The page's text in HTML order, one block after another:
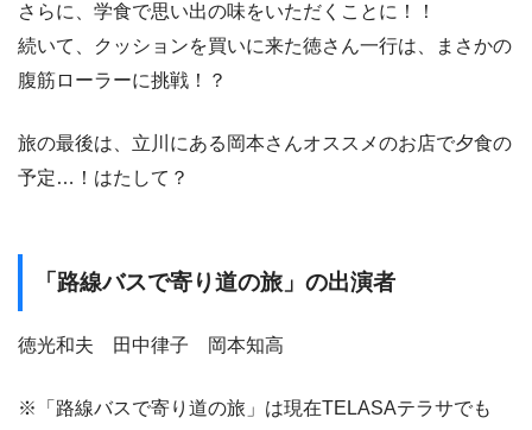
さらに、学食で思い出の味をいただくことに！！
続いて、クッションを買いに来た徳さん一行は、まさかの
腹筋ローラーに挑戦！？
旅の最後は、立川にある岡本さんオススメのお店で夕食の
予定…！はたして？
「路線バスで寄り道の旅」の出演者
徳光和夫 田中律子 岡本知高
※「路線バスで寄り道の旅」は現在TELASAテラサでも